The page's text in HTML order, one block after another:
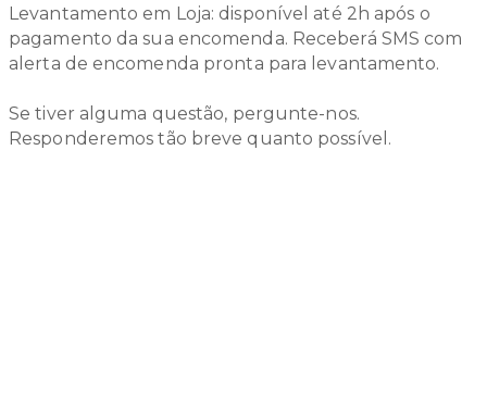
Levantamento em Loja: disponível até 2h após o
pagamento da sua encomenda. Receberá SMS com
alerta de encomenda pronta para levantamento.
Se tiver alguma questão, pergunte-nos.
Responderemos tão breve quanto possível.